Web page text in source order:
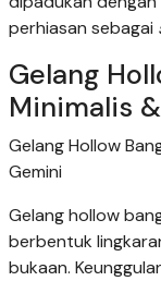
perhiasan sebagai
Gelang
Minimalis
Gelang Hollow
Gemini
Gelang hollow
berbentuk
bukaan.